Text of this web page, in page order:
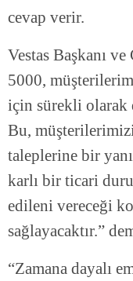
cevap verir.
Vestas Başkanı
5000,
için sürekli olarak
Bu,
taleplerine bir
karlı bir ticari
edileni vereceği
sağlayacaktır.”
“Zamana dayalı